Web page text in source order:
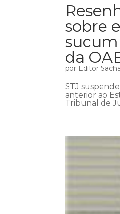
sobre
da
por Editor
STJ
anterior ao
Tribunal de